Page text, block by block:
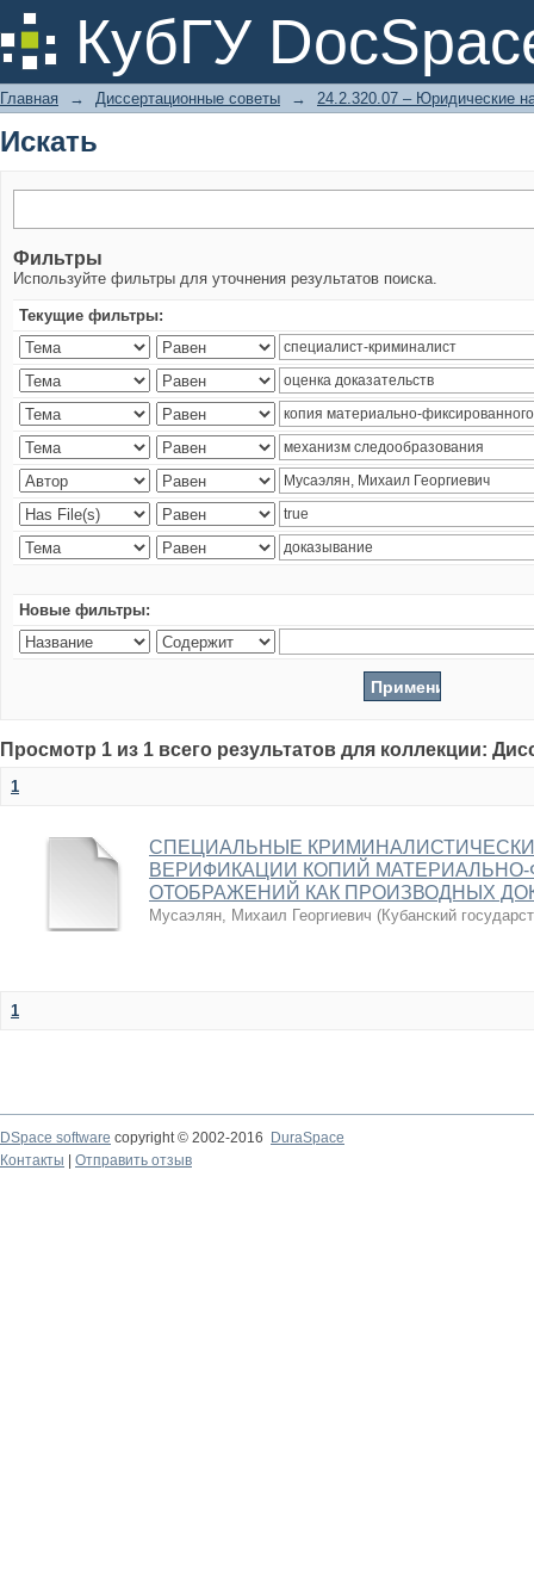
КубГУ
Искать
Главная → Диссертационные советы → 24.2.320.07 – Юридические
Искать
Фильтры
Используйте фильтры для уточнения результатов поиска.
Текущие фильтры:
Новые фильтры:
Просмотр 1 из 1 всего результатов для коллекции:
1
СПЕЦИАЛЬНЫЕ
ВЕРИФИКАЦИИ КОПИЙ
ОТОБРАЖЕНИЙ КАК ПРОИЗВОДНЫХ
Мусаэлян, Михаил Георгиевич (Кубанский
1
DSpace software copyright © 2002-2016
DuraSpace
Контакты
Отправить отзыв